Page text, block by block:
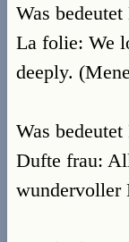
Was
La folie: We
deeply.
Was
Dufte frau:
wundervoller